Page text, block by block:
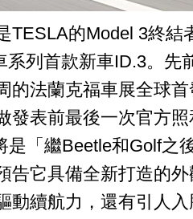
TESLA的Model 3終結
系列首款新車ID.3。先
的法蘭克福車展全球
發表前最後一次官方
是「繼Beetle和Golf之
告它具備全新打造的
動續航力，還有引人